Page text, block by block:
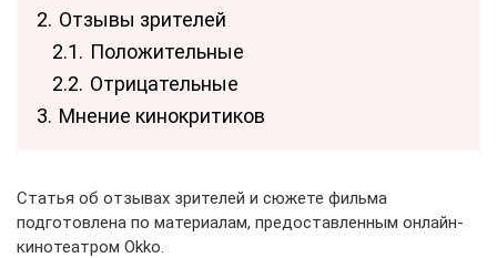
2. Отзывы зрителей
2.1. Положительные
2.2. Отрицательные
3. Мнение кинокритиков
Статья об отзывах зрителей и сюжете фильма
подготовлена по материалам, предоставленным онлайн-
кинотеатром Okko.